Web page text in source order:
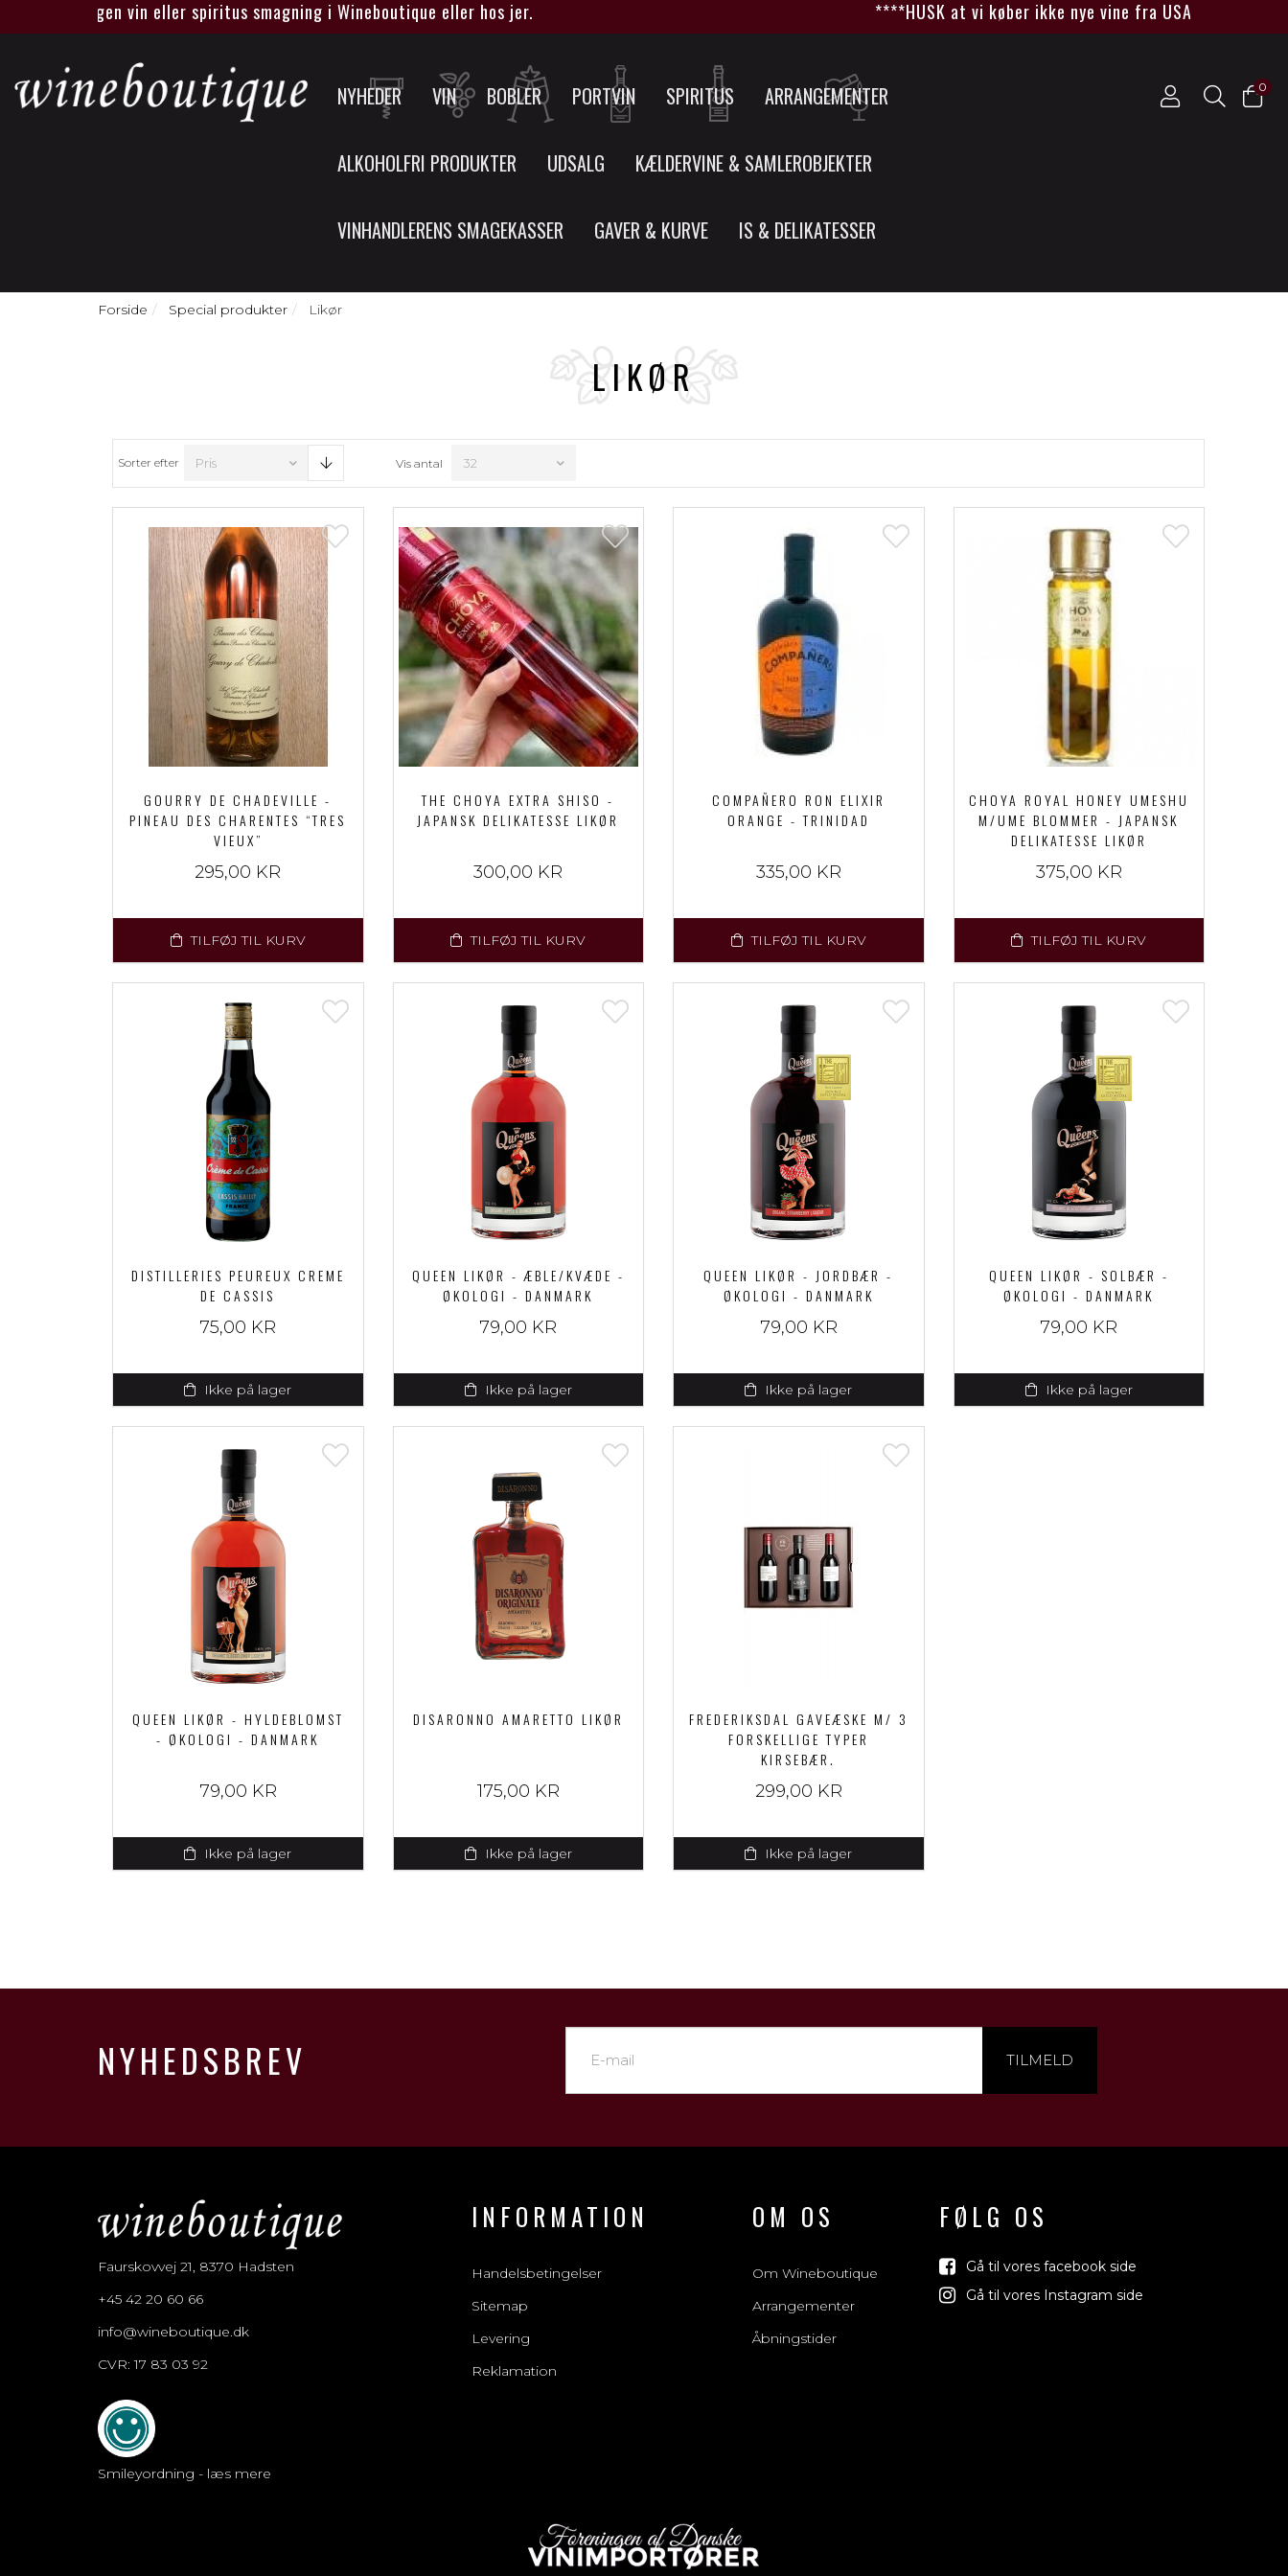
helt egen vin eller spiritus smagning i Wineboutique eller hos jer. ****HUSK at vi køber ikke nye vine fra USA så længe
NYHEDER VIN BOBLER PORTVIN SPIRITUS ARRANGEMENTER
ALKOHOLFRI PRODUKTER UDSALG KÆLDERVINE & SAMLEROBJEKTER
VINHANDLERENS SMAGEKASSER GAVER & KURVE IS & DELIKATESSER
0
Forside Special produkter Likør
LIKØR
Sorter efter Vis antal
GOURRY DE CHADEVILLE -
PINEAU DES CHARENTES “TRES
VIEUX”
295,00 KR
TILFØJ TIL KURV
THE CHOYA EXTRA SHISO -
JAPANSK DELIKATESSE LIKØR
300,00 KR
TILFØJ TIL KURV
COMPAÑERO RON ELIXIR
ORANGE - TRINIDAD
335,00 KR
TILFØJ TIL KURV
CHOYA ROYAL HONEY UMESHU
M/UME BLOMMER - JAPANSK
DELIKATESSE LIKØR
375,00 KR
TILFØJ TIL KURV
DISTILLERIES PEUREUX CREME
DE CASSIS
75,00 KR
Ikke på lager
QUEEN LIKØR - ÆBLE/KVÆDE -
ØKOLOGI - DANMARK
79,00 KR
Ikke på lager
QUEEN LIKØR - JORDBÆR -
ØKOLOGI - DANMARK
79,00 KR
Ikke på lager
QUEEN LIKØR - SOLBÆR -
ØKOLOGI - DANMARK
79,00 KR
Ikke på lager
QUEEN LIKØR - HYLDEBLOMST
- ØKOLOGI - DANMARK
79,00 KR
Ikke på lager
DISARONNO AMARETTO LIKØR
175,00 KR
Ikke på lager
FREDERIKSDAL GAVEÆSKE M/ 3
FORSKELLIGE TYPER
KIRSEBÆR.
299,00 KR
Ikke på lager
NYHEDSBREV TILMELD
Faurskovvej 21, 8370 Hadsten
+45 42 20 60 66
info@wineboutique.dk
CVR: 17 83 03 92
Smileyordning - læs mere
INFORMATION
Handelsbetingelser
Sitemap
Levering
Reklamation
OM OS
Om Wineboutique
Arrangementer
Åbningstider
FØLG OS
Gå til vores facebook side
Gå til vores Instagram side